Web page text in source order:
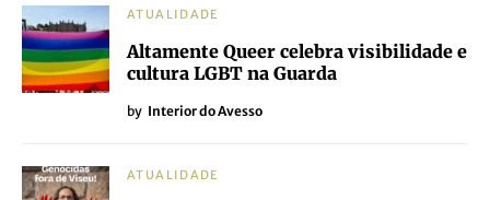
ATUALIDADE
Altamente Queer celebra visibilidade e
cultura LGBT na Guarda
by Interior do Avesso
ATUALIDADE